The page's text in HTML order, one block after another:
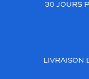
30 JOURS
LIVRAISON